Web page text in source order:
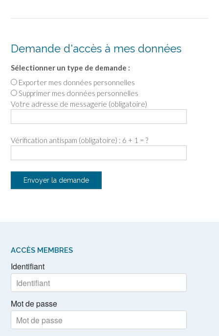
Demande d'accès à mes données
Sélectionner un type de demande :
Exporter mes données personnelles
Supprimer mes données personnelles
Votre adresse de messagerie (obligatoire)
Vérification antispam (obligatoire) : 6 + 1 = ?
ACCÈS MEMBRES
Identifiant
Mot de passe